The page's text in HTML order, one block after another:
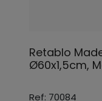
Retablo
Ø60x1,5cm,
Ref: 70084